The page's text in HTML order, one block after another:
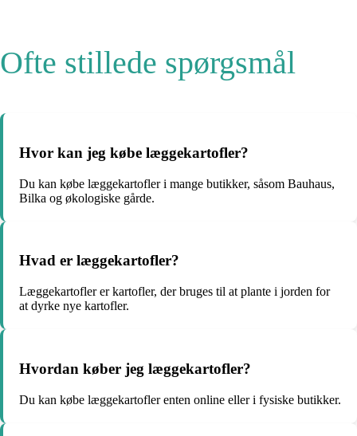
Ofte stillede spørgsmål
Hvor kan jeg købe læggekartofler?
Du kan købe læggekartofler i mange butikker, såsom Bauhaus,
Bilka og økologiske gårde.
Hvad er læggekartofler?
Læggekartofler er kartofler, der bruges til at plante i jorden for
at dyrke nye kartofler.
Hvordan køber jeg læggekartofler?
Du kan købe læggekartofler enten online eller i fysiske butikker.